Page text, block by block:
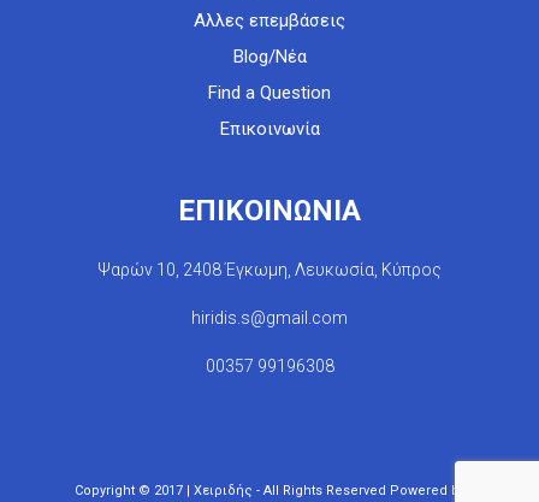
Αλλες επεμβάσεις
Blog/Νέα
Find a Question
Επικοινωνία
ΕΠΙΚΟΙΝΩΝΙΑ
Ψαρών 10, 2408 Έγκωμη, Λευκωσία, Κύπρος
hiridis.s@gmail.com
00357 99196308
Copyright © 2017 | Χειριδής - All Rights Reserved Powered by